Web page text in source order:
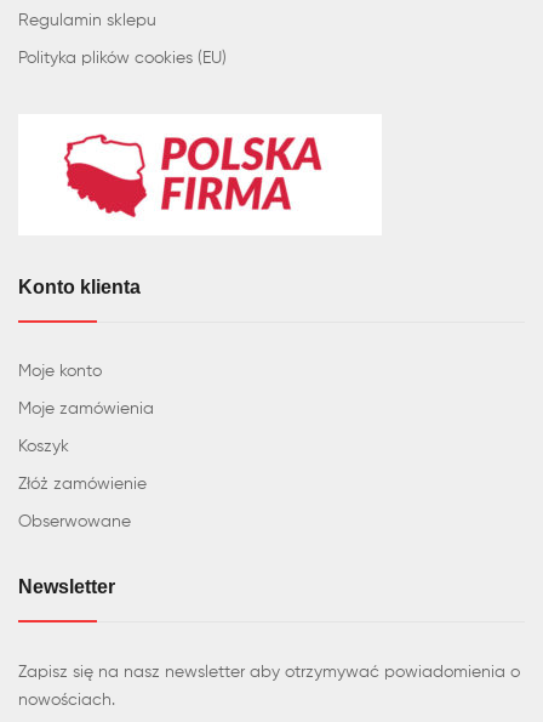
Regulamin sklepu
Polityka plików cookies (EU)
Konto klienta
Moje konto
Moje zamówienia
Koszyk
Złóż zamówienie
Obserwowane
Newsletter
Zapisz się na nasz newsletter aby otrzymywać powiadomienia o
nowościach.